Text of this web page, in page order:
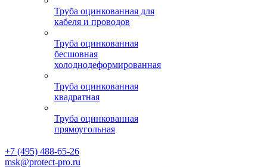
Труба оцинкованная для
кабеля и проводов
Труба оцинкованная
бесшовная
холоднодеформированная
Труба оцинкованная
квадратная
Труба оцинкованная
прямоугольная
+7 (495) 488-65-26
msk@protect-pro.ru